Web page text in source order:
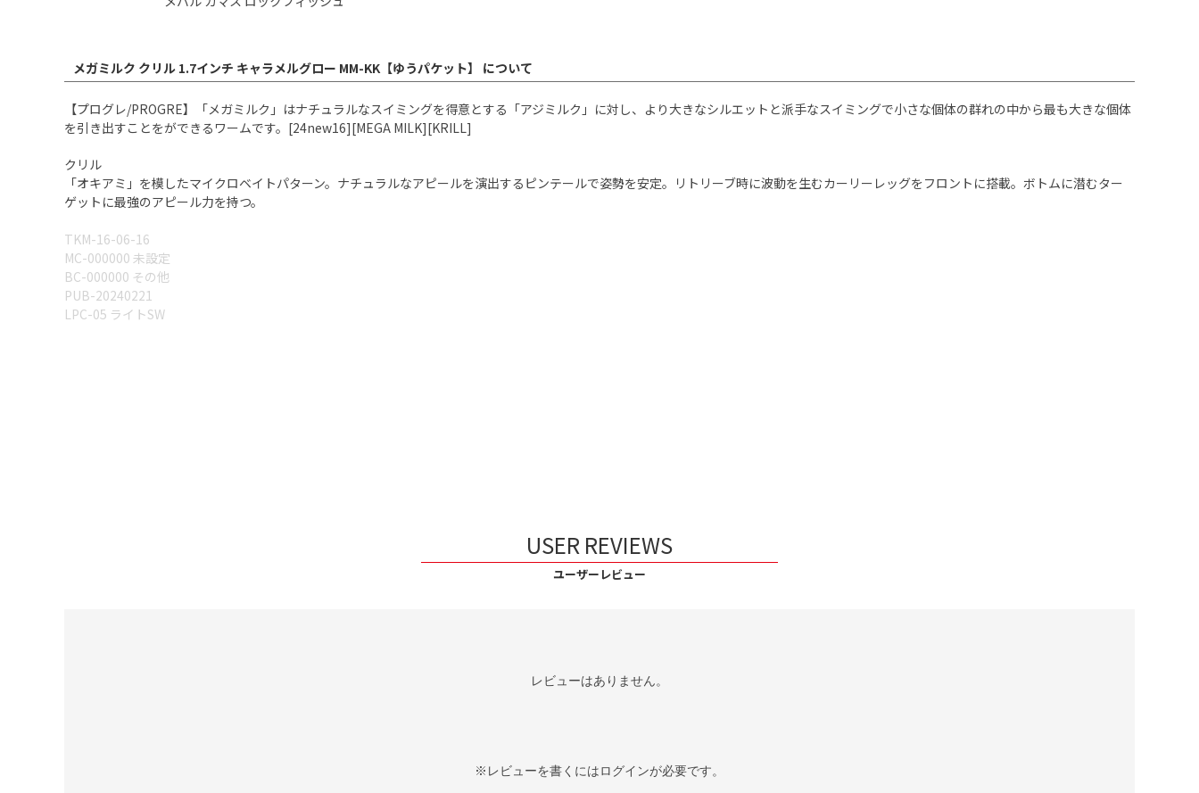
メガミルク クリル 1.7インチ キャラメルグロー MM-KK【ゆうパケット】 について
【プログレ/PROGRE】「メガミルク」はナチュラルなスイミングを得意とする「アジミルク」に対し、より大きなシルエットと派手なスイミングで小さな個体の群れの中から最も大きな個体
を引き出すことをができるワームです。[24new16][MEGA MILK][KRILL]
クリル
「オキアミ」を模したマイクロベイトパターン。ナチュラルなアピールを演出するピンテールで姿勢を安定。リトリーブ時に波動を生むカーリーレッグをフロントに搭載。ボトムに潜むター
ゲットに最強のアピール力を持つ。
TKM-16-06-16
MC-000000 未設定
BC-000000 その他
PUB-20240221
LPC-05 ライトSW
USER REVIEWS
ユーザーレビュー
レビューはありません。
※レビューを書くにはログインが必要です。